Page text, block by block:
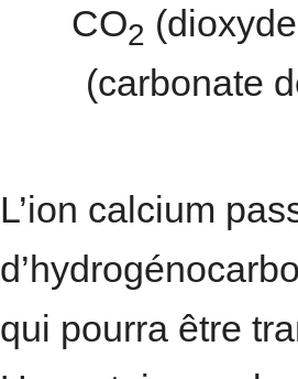
CO2
(carbonate
L’ion calcium
qui pourra être